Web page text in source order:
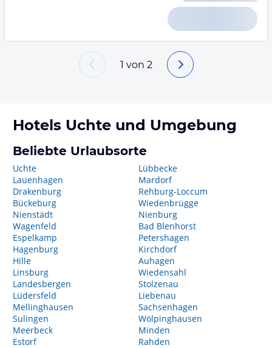
1 von 2
Hotels Uchte und Umgebung
Beliebte Urlaubsorte
Uchte
Lauenhagen
Drakenburg
Bückeburg
Nienstädt
Wagenfeld
Espelkamp
Hagenburg
Hille
Linsburg
Landesbergen
Lüdersfeld
Mellinghausen
Sulingen
Meerbeck
Estorf
Lübbecke
Mardorf
Rehburg-Loccum
Wiedenbrügge
Nienburg
Bad Blenhorst
Petershagen
Kirchdorf
Auhagen
Wiedensahl
Stolzenau
Liebenau
Sachsenhagen
Wölpinghausen
Minden
Rahden